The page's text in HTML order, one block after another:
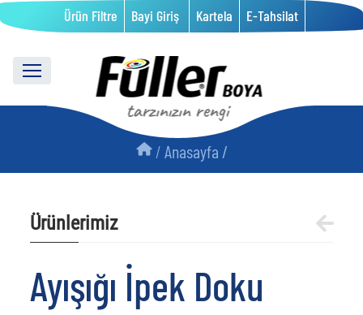
Ürün Filtre Bayi Giriş Kartela E-Tahsilat
/Anasayfa /
Ürünlerimiz
Ayışığı İpek Doku